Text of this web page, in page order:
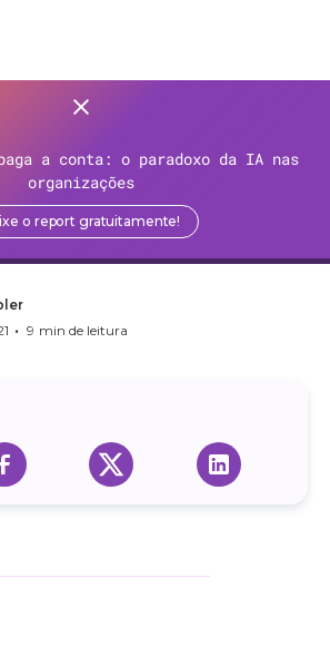
a conta: o paradoxo da IA nas
organizações
o report gratuitamente!
funcionais - Java
8
• 9 min de leitura